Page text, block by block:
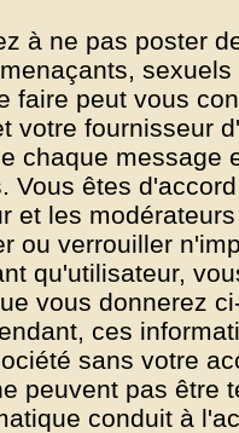
à ne pas poster
faire peut vous
votre fournisseur
chaque message
Vous êtes
et les
ou verrouiller
qu'utilisateur,
vous donnerez
ces
sans votre
peuvent pas être
conduit à